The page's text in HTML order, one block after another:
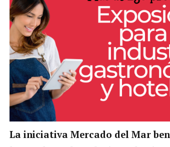
La iniciativa Mercado del Mar